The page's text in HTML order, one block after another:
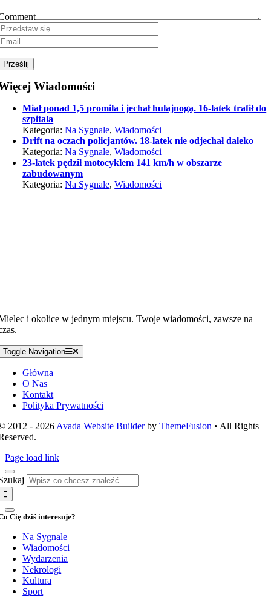
Wiadomości
Miał ponad 1,5 promila i jechał hulajnogą. 16-latek trafił do
szpitala
Kategoria:Na Sygnale,Wiadomości
Drift na oczach policjantów. 18-latek nie odjechał daleko
Kategoria:Na Sygnale,Wiadomości
23-latek pędził motocyklem 141 km/h w obszarze
zabudowanym
Kategoria:Na Sygnale,Wiadomości
i okolice w jednym miejscu. Twoje wiadomości, zawsze na
Toggle Navigation
Główna
O Nas
Kontakt
Polityka Prywatności
2012 - 2026 Avada Website BuilderbyThemeFusion • All Rights
Page load link
Cię dziś interesuje?
Na Sygnale
Wiadomości
Wydarzenia
Nekrologi
Kultura
Sport